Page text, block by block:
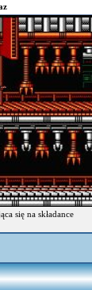
się na składance